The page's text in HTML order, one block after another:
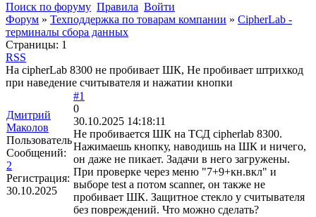
Поиск по форуму Правила Войти
Форум » Техподдержка по товарам компании » CipherLab -
терминалы сбора данных
Страницы: 1
RSS
На cipherLab 8300 не пробивает ШК, Не пробивает штрихкод
при наведение считывателя и нажатии кнопки
Дмитрий
Маколов
Пользователь
Сообщений:
2
Регистрация:
30.10.2025
#1
0
30.10.2025 14:18:11
Не пробивается ШК на ТСД cipherlab 8300.
Нажимаешь кнопку, наводишь на ШК и ничего,
он даже не пикает. Задачи в него загружены.
При проверке через меню "7+9+кн.вкл" и
выборе test а потом scanner, он также не
пробивает ШК. Защитное стекло у считывателя
без повреждений. Что можно сделать?